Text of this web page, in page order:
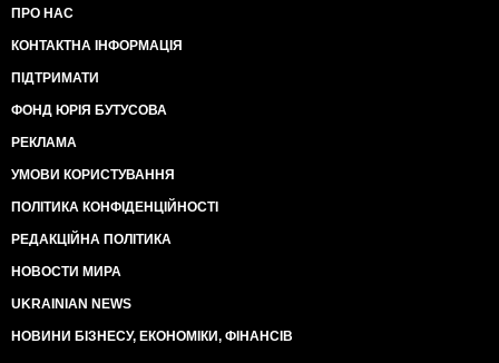
ПРО НАС
КОНТАКТНА ІНФОРМАЦІЯ
ПІДТРИМАТИ
ФОНД ЮРІЯ БУТУСОВА
РЕКЛАМА
УМОВИ КОРИСТУВАННЯ
ПОЛІТИКА КОНФІДЕНЦІЙНОСТІ
РЕДАКЦІЙНА ПОЛІТИКА
НОВОСТИ МИРА
UKRAINIAN NEWS
НОВИНИ БІЗНЕСУ, ЕКОНОМІКИ, ФІНАНСІВ